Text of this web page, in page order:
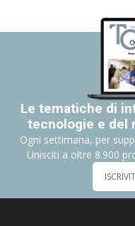
Le tematiche di
tecnologie e del
Ogni settimana, per
Unisciti a oltre 8.900